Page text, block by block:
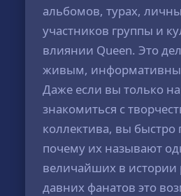
альбомов, турах,
участников группы и
влиянии Queen. Это
живым,
Даже если вы только
знакомиться с
коллектива, вы быстро
почему их называют
величайших в истории
давних фанатов это